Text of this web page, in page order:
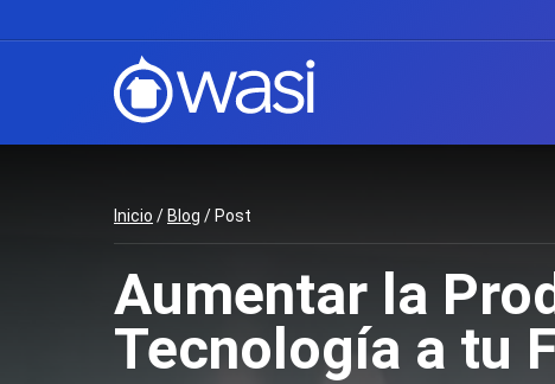
Inicio / Blog / Post
Aumentar la
Tecnología a tu